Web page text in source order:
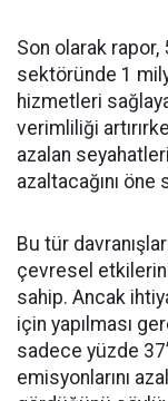
Son olarak rapor,
sektöründe 1
hizmetleri
verimliliği
azalan
azaltacağını öne
Bu tür
çevresel
sahip. Ancak
için yapılması
sadece yüzde
emisyonlarını